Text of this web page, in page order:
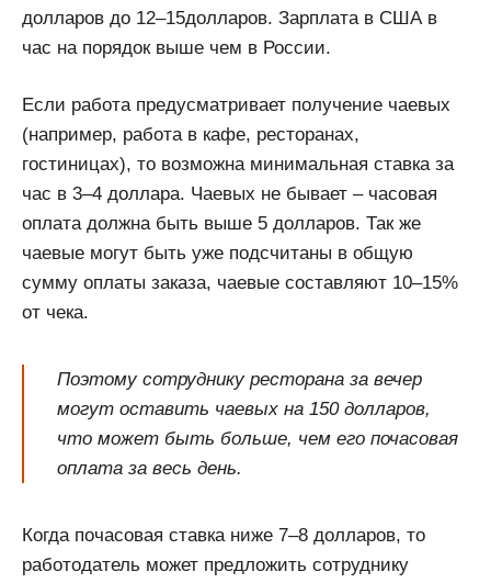
долларов до 12–15долларов. Зарплата в США в
час на порядок выше чем в России.
Если работа предусматривает получение чаевых
(например, работа в кафе, ресторанах,
гостиницах), то возможна минимальная ставка за
час в 3–4 доллара. Чаевых не бывает – часовая
оплата должна быть выше 5 долларов. Так же
чаевые могут быть уже подсчитаны в общую
сумму оплаты заказа, чаевые составляют 10–15%
от чека.
Поэтому сотруднику ресторана за вечер
могут оставить чаевых на 150 долларов,
что может быть больше, чем его почасовая
оплата за весь день.
Когда почасовая ставка ниже 7–8 долларов, то
работодатель может предложить сотруднику